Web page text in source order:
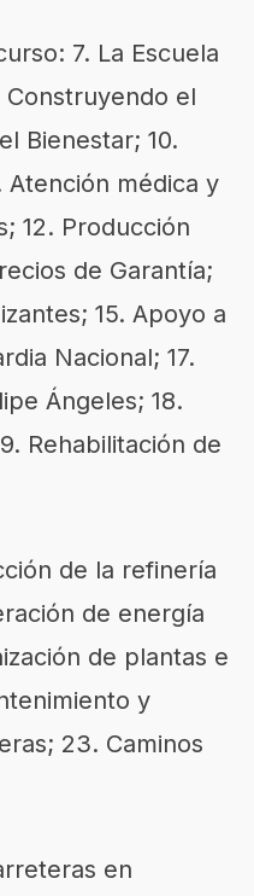
7. La Escuela
el
Bienestar; 10.
Atención médica y
12. Producción
de Garantía;
15. Apoyo a
Nacional; 17.
Ángeles; 18.
Rehabilitación de
de la refinería
de energía
de plantas e
y
23. Caminos
en